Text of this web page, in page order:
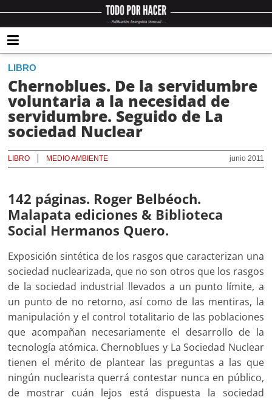
LIBRO
Chernoblues. De la servidumbre
voluntaria a la necesidad de
servidumbre. Seguido de La
sociedad Nuclear
junio 2011
LIBRO MEDIO AMBIENTE
142 páginas. Roger Belbéoch.
Malapata ediciones & Biblioteca
Social Hermanos Quero.
Exposición sintética de los rasgos que caracterizan una
sociedad nuclearizada, que no son otros que los rasgos
de la sociedad industrial llevados a un punto límite, a
un punto de no retorno, así como de las mentiras, la
manipulación y el control totalitario de las poblaciones
que acompañan necesariamente el desarrollo de la
tecnología atómica. Chernoblues y La Sociedad Nuclear
tienen el mérito de plantear las preguntas a las que
ningún nuclearista querrá contestar nunca en público,
de mostrar cuán lejos está dispuesta la sociedad